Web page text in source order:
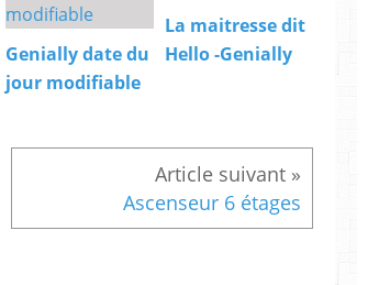
Genially date du
jour modifiable
La maitresse dit
Hello -Genially
Ascenseur 6 étages